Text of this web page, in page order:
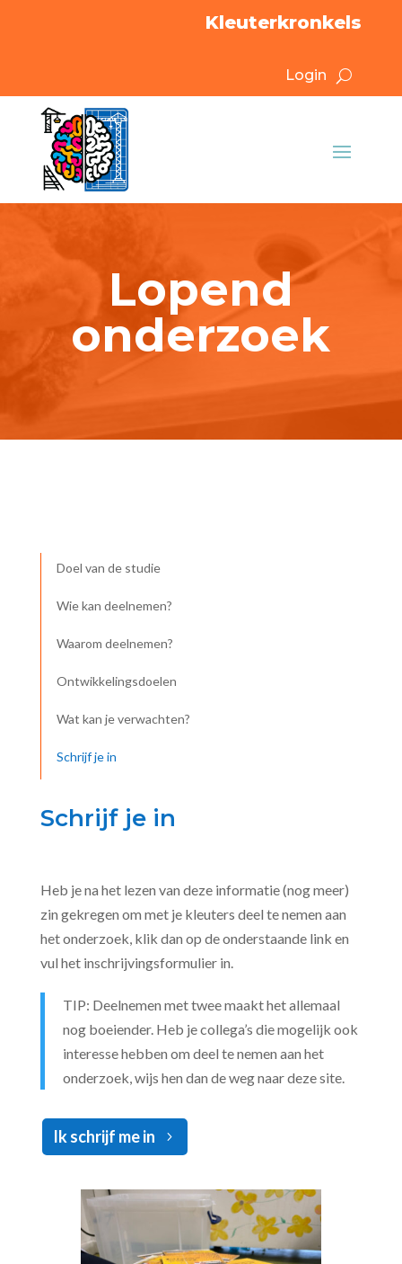
Kleuterkronkels
Login
Lopend
onderzoek
Doel van de studie
Wie kan deelnemen?
Waarom deelnemen?
Ontwikkelingsdoelen
Wat kan je verwachten?
Schrijf je in
Schrijf je in
Heb je na het lezen van deze informatie (nog meer)
zin gekregen om met je kleuters deel te nemen aan
het onderzoek, klik dan op de onderstaande link en
vul het inschrijvingsformulier in.
TIP: Deelnemen met twee maakt het allemaal
nog boeiender. Heb je collega’s die mogelijk ook
interesse hebben om deel te nemen aan het
onderzoek, wijs hen dan de weg naar deze site.
Ik schrijf me in